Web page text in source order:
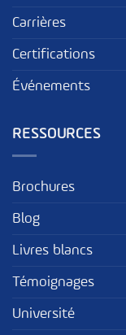
Carrières
Certifications
Événements
RESSOURCES
Brochures
Blog
Livres blancs
Témoignages
Université